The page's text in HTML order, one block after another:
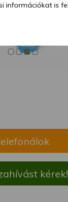
kérek!
is
a fent
vagy
figyelmét,
de jogában
Erre a